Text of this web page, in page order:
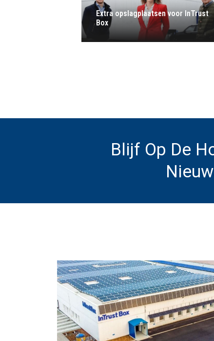
Extra opslagplaatsen voor InTrust
Box
Blijf Op De